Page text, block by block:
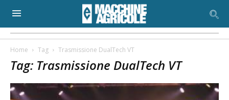
Home Tag Trasmissione DualTech VT
Tag: Trasmissione DualTech VT